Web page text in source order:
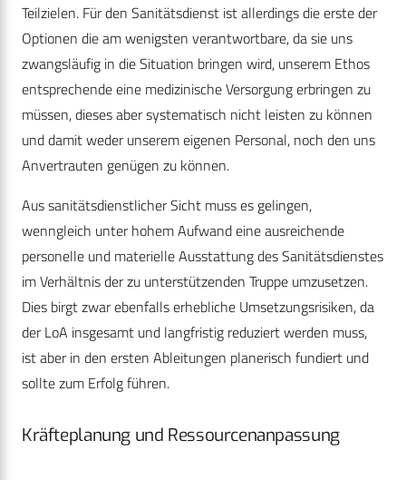
Teilzielen. Für den Sanitätsdienst ist allerdings die erste der
Optionen die am wenigsten verantwortbare, da sie uns
zwangsläufig in die Situation bringen wird, unserem Ethos
entsprechende eine medizinische Versorgung erbringen zu
müssen, dieses aber systematisch nicht leisten zu können
und damit weder unserem eigenen Personal, noch den uns
Anvertrauten genügen zu können.
Aus sanitätsdienstlicher Sicht muss es gelingen,
wenngleich unter hohem Aufwand eine ausreichende
personelle und materielle Ausstattung des Sanitätsdienstes
im Verhältnis der zu unterstützenden Truppe umzusetzen.
Dies birgt zwar ebenfalls erhebliche Umsetzungsrisiken, da
der LoA insgesamt und langfristig reduziert werden muss,
ist aber in den ersten Ableitungen planerisch fundiert und
sollte zum Erfolg führen.
Kräfteplanung und Ressourcenanpassung